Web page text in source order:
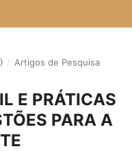
/ Artigos de Pesquisa
E PRÁTICAS
PARA A